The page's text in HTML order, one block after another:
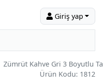
Giriş yap
Zümrüt Kahve Gri 3 Boyutlu
Ürün Kodu: 1812